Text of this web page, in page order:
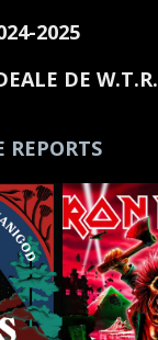
2025
DE W.T.R.
REPORTS